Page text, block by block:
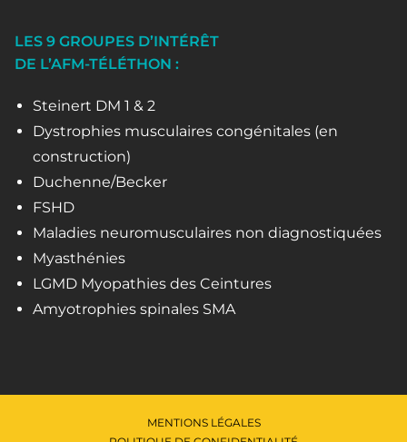
LES 9 GROUPES D’INTÉRÊT
DE L’AFM-TÉLÉTHON :
Steinert DM 1 & 2
Dystrophies musculaires congénitales (en
construction)
Duchenne/Becker
FSHD
Maladies neuromusculaires non diagnostiquées
Myasthénies
LGMD Myopathies des Ceintures
Amyotrophies spinales SMA
MENTIONS LÉGALES